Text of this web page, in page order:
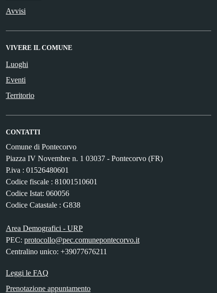
Avvisi
VIVERE IL COMUNE
Luoghi
Eventi
Territorio
CONTATTI
Comune di Pontecorvo
Piazza IV Novembre n. 1 03037 - Pontecorvo (FR)
P.iva : 01526480601
Codice fiscale : 81001510601
Codice Istat: 060056
Codice Catastale : G838
Area Demografici - URP
PEC: protocollo@pec.comunepontecorvo.it
Centralino unico: +39077676211
Leggi le FAQ
Prenotazione appuntamento